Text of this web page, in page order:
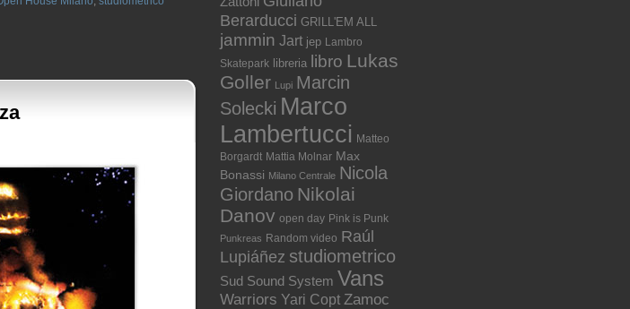
Berarducci GRILL'EM ALL
jammin Jart jep Lambro
Skatepark libreria libro Lukas
Goller Lupi Marcin
Solecki Marco
Lambertucci Matteo
Borgardt Mattia Molnar Max
Bonassi Milano Centrale Nicola
Giordano Nikolai
Danov open day Pink is Punk
Punkreas Random video Raúl
Lupiáñez studiometrico
Sud Sound System Vans
Warriors Yari Copt Zamoc